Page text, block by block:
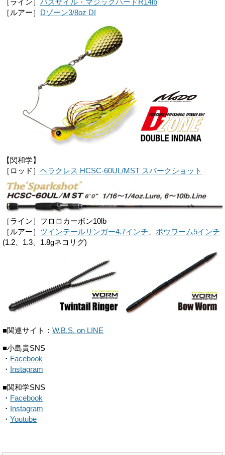
［ライン］ バスザイル・マジックハードR14lb
［ルアー］
Dゾーン3/8oz DI
【関和学】
［ロッド］ ヘラクレス HCSC-60UL/MST スパークショット
［ライン］フロロカーボン10lb
［ルアー］ ツインテールリンガー4.7インチ
ボウワーム5インチ
(1.2、1.3、1.8gネコリグ)
■関連サイト： W.B.S. on LINE
■小島貴SNS
・ Facebook
・
Instagram
■関和学SNS
・ Facebook
・
Instagram
・ Youtube